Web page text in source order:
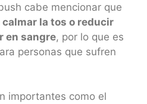
cabe mencionar que
calmar la tos o reducir
en sangre, por lo que es
personas que sufren
importantes como el